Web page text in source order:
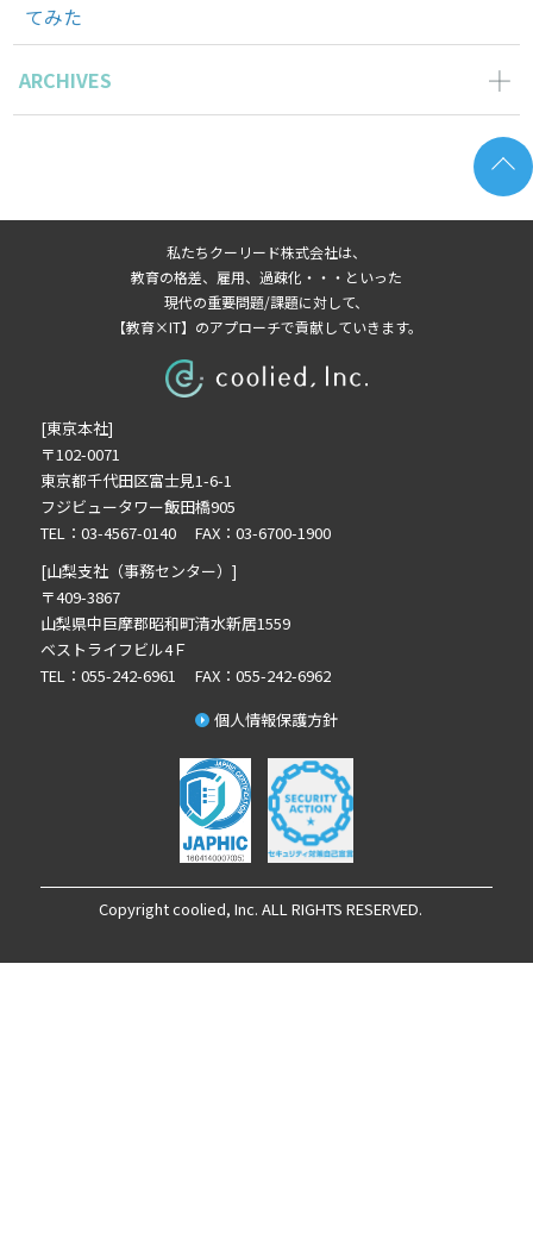
てみた
ARCHIVES
2026年2月の記事一覧(3)
2026年1月の記事一覧(3)
2025年8月の記事一覧(1)
2025年7月の記事一覧(3)
2025年6月の記事一覧(2)
2024年12月の記事一覧(1)
2024年10月の記事一覧(1)
2024年9月の記事一覧(2)
2024年8月の記事一覧(1)
2024年7月の記事一覧(2)
2024年6月の記事一覧(4)
2024年5月の記事一覧(1)
私たちクーリード株式会社は、
教育の格差、雇用、過疎化・・・といった
現代の重要問題/課題に対して、
【教育×IT】のアプローチで貢献していきます。
[東京本社]
〒102-0071
東京都千代田区富士見1-6-1
フジビュータワー飯田橋905
TEL：03-4567-0140 FAX：03-6700-1900
[山梨支社（事務センター）]
〒409-3867
山梨県中巨摩郡昭和町清水新居1559
ベストライフビル4Ｆ
TEL：055-242-6961 FAX：055-242-6962
個人情報保護方針
Copyright coolied, Inc. ALL RIGHTS RESERVED.